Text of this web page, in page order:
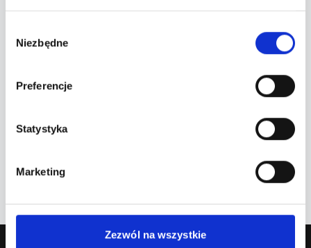
zgody
Niezbędne
Preferencje
Statystyka
Marketing
Zezwól na wszystkie